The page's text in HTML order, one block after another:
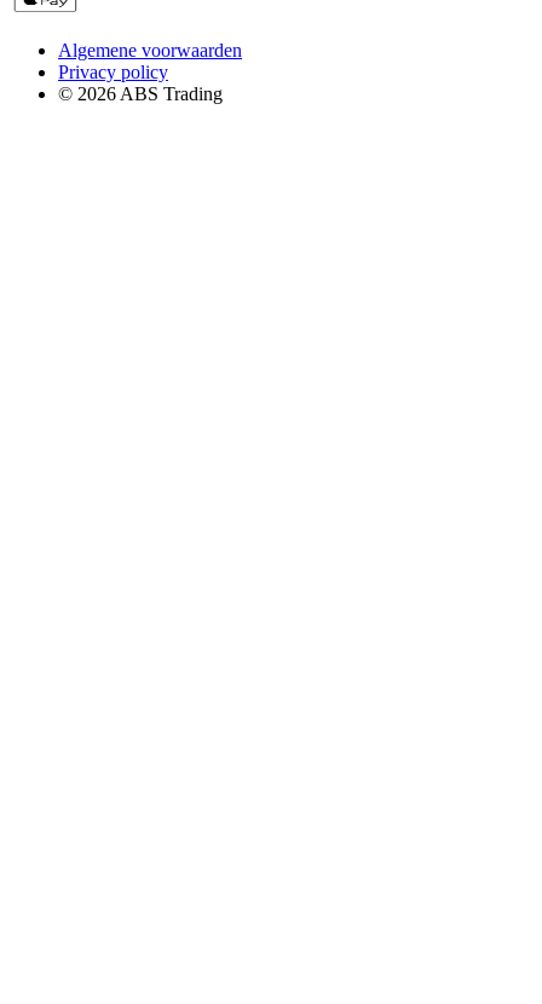
Algemene voorwaarden
Privacy policy
© 2026 ABS Trading